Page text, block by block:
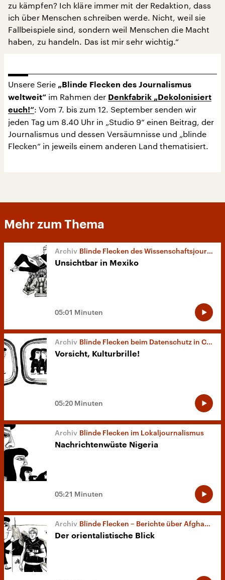
zu kämpfen? Ich kläre immer mit der Redaktion, dass
ich über Menschen schreiben werde. Nicht, weil sie
Fallbeispiele sind, sondern weil Menschen die Macht
haben, zu handeln. Das ist mir sehr wichtig.“
Unsere Serie „Blinde Flecken des Journalismus
weltweit“ im Rahmen der Denkfabrik „Dekolonisiert
euch!“: Vom 7. bis zum 12. September senden wir
jeden Tag um 8.40 Uhr in „Studio 9“ einen Beitrag, der
Journalismus und dessen Versäumnisse und „blinde
Flecken“ in jeweils einem anderen Land thematisiert.
Mehr zum Thema
Blinde Flecken des Wissenschaftsjournalismus
Unsichtbar in Mexiko
05:01 Minuten
Blinde Flecken beim Datenschutz in China
Vorsicht, Kulturbrille!
05:20 Minuten
Blinde Flecken im Lokaljournalismus
Nachrichtenwüste Nigeria
05:21 Minuten
Blinde Flecken – Berichte über Afghanistan
Der orientalistische Blick